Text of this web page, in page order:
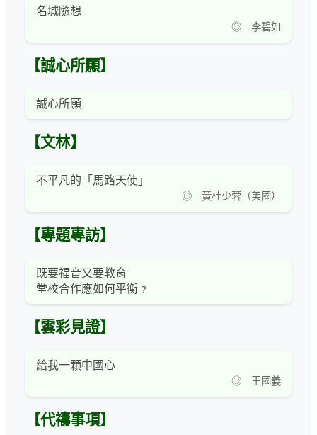
名城隨想
◎ 李碧如
【誠心所願】
誠心所願
【文林】
不平凡的「馬路天使」
◎ 黃杜少蓉（美國）
【專題專訪】
既要福音又要教育
堂校合作應如何平衡﹖
【雲彩見證】
給我一顆中國心
◎ 王國義
【代禱事項】